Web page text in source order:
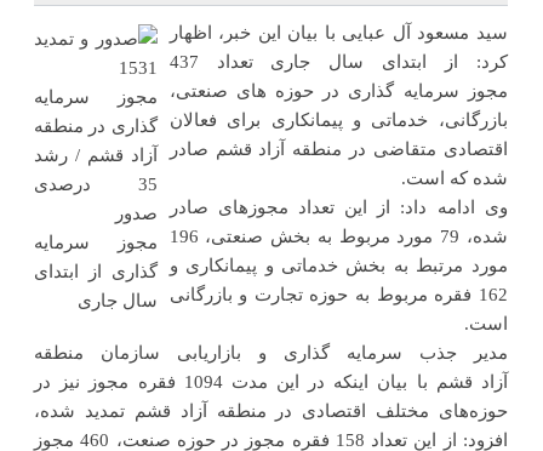
سید مسعود آل عبایی با بیان این خبر، اظهار
کرد: از ابتدای سال جاری تعداد 437
مجوز سرمایه گذاری در حوزه های صنعتی،
بازرگانی، خدماتی و پیمانکاری برای فعالان
اقتصادی متقاضی در منطقه آزاد قشم صادر
شده که است.
وی ادامه داد: از این تعداد مجوزهای صادر
شده، 79 مورد مربوط به بخش صنعتی، 196
مورد مرتبط به بخش خدماتی و پیمانکاری و
162 فقره مربوط به حوزه تجارت و بازرگانی
است.
مدیر جذب سرمایه گذاری و بازاریابی سازمان منطقه
آزاد قشم با بیان اینکه در این مدت 1094 فقره مجوز نیز در
حوزه‌های مختلف اقتصادی در منطقه آزاد قشم تمدید شده،
افزود: از این تعداد 158 فقره مجوز در حوزه صنعت، 460 مجوز